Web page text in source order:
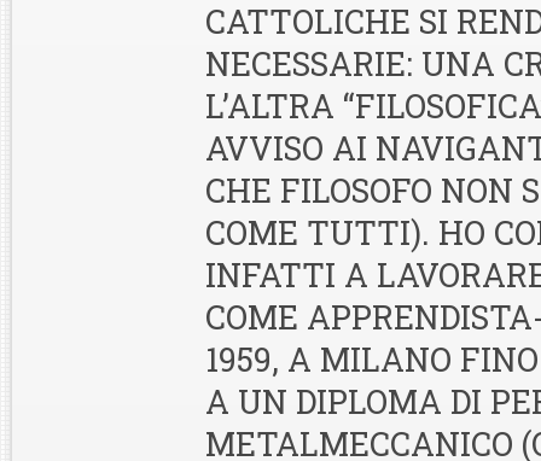
CATTOLICHE SI
NECESSARIE: UNA
L’ALTRA
AVVISO AI
CHE FILOSOFO NON
COME TUTTI). HO
INFATTI A
COME
1959, A MILANO
A UN DIPLOMA DI
METALMECCANICO